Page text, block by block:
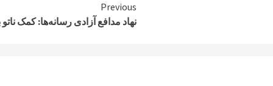
Previous
نهاد مدافع آزادی رسانه‌ها: کمک